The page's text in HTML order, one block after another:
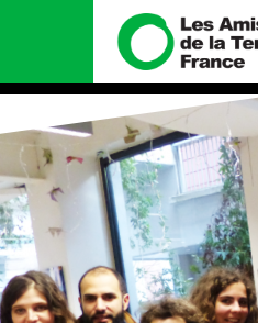
Nous connaître
Histoire
Manifeste
Missions et méthodes
Valeurs